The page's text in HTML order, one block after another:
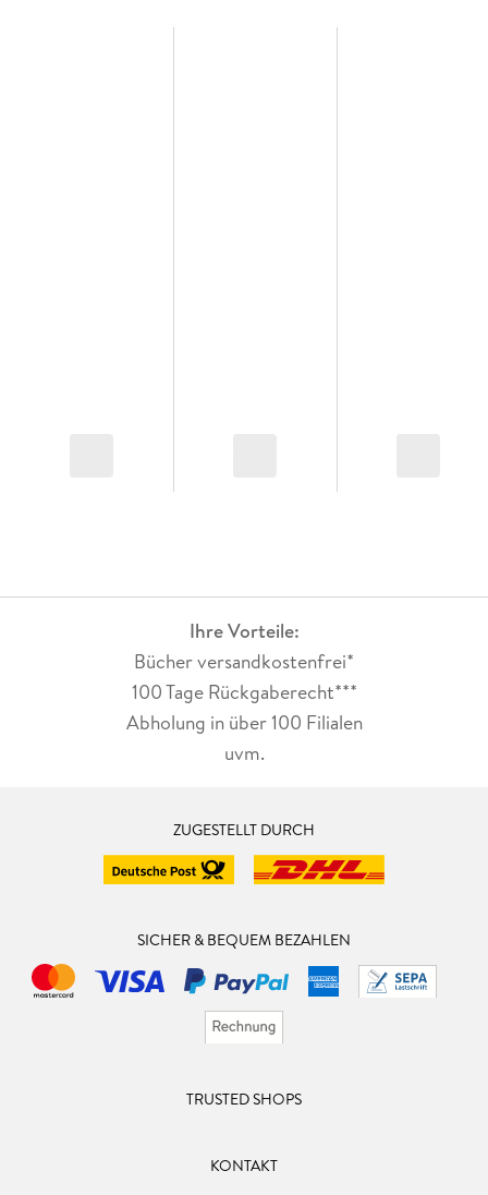
Ihre Vorteile:
Bücher versandkostenfrei*
100 Tage Rückgaberecht***
Abholung in über 100 Filialen
uvm.
ZUGESTELLT DURCH
SICHER & BEQUEM BEZAHLEN
TRUSTED SHOPS
KONTAKT